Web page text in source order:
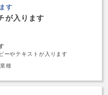
す
が入ります
ーやテキストが入ります
業種